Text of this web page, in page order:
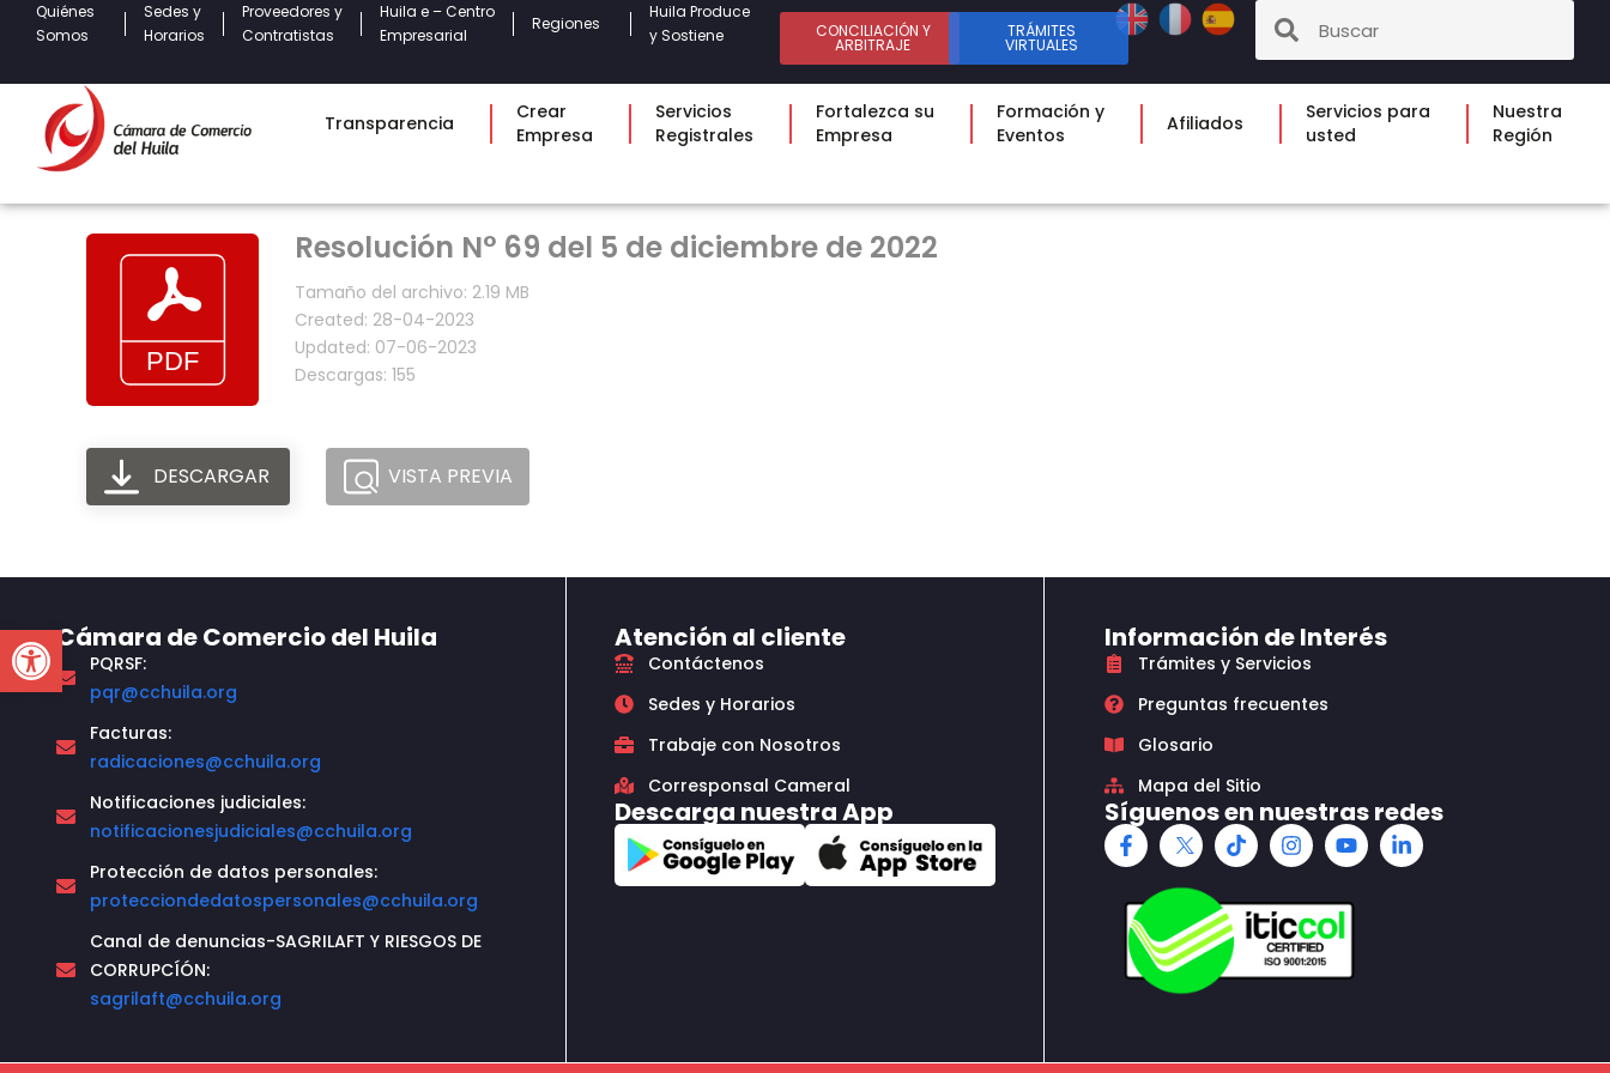
Open toolbar
Quiénes
Somos
Sedes y
Horarios
Proveedores y
Contratistas
Huila e – Centro
Empresarial
Regiones
Huila Produce
y Sostiene
CONCILIACIÓN Y
ARBITRAJE
TRÁMITES
VIRTUALES
Transparencia
Crear
Empresa
Servicios
Registrales
Fortalezca su
Empresa
Formación y
Eventos
Afiliados
Servicios para
usted
Nuestra
Región
Resolución N° 69 del 5 de diciembre de 2022
Tamaño del archivo: 2.19 MB
Created: 28-04-2023
Updated: 07-06-2023
Descargas: 155
DESCARGAR VISTA PREVIA
Cámara de Comercio del Huila
PQRSF:
pqr@cchuila.org
Facturas:
radicaciones@cchuila.org
Notificaciones judiciales:
notificacionesjudiciales@cchuila.org
Protección de datos personales:
protecciondedatospersonales@cchuila.org
Canal de denuncias-SAGRILAFT Y RIESGOS DE
CORRUPCÍÓN:
sagrilaft@cchuila.org
Atención al cliente
Contáctenos
Sedes y Horarios
Trabaje con Nosotros
Corresponsal Cameral
Descarga nuestra App
Información de Interés
Trámites y Servicios
Preguntas frecuentes
Glosario
Mapa del Sitio
Síguenos en nuestras redes